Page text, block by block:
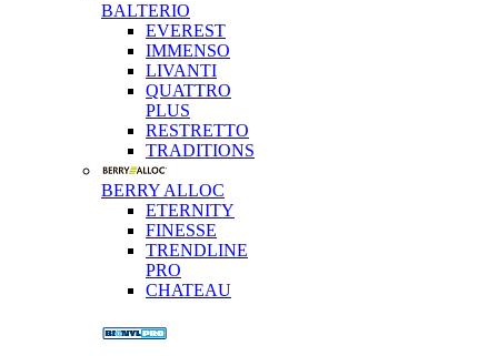
BALTERIO
EVEREST
IMMENSO
LIVANTI
QUATTRO
PLUS
RESTRETTO
TRADITIONS
BERRY ALLOC
ETERNITY
FINESSE
TRENDLINE
PRO
CHATEAU